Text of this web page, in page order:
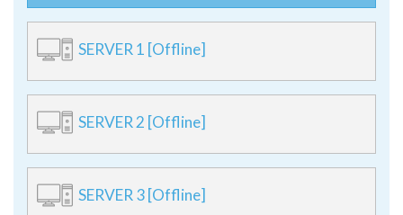
SERVER 1 [Offline]
SERVER 2 [Offline]
SERVER 3 [Offline]